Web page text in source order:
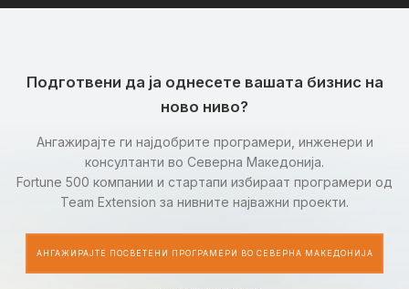
Подготвени да ја однесете вашата бизнис на
ново ниво?
Ангажирајте ги најдобрите програмери, инженери и
консултанти во Северна Македонија.
Fortune 500 компании и стартапи избираат програмери од
Team Extension за нивните најважни проекти.
АНГАЖИРАЈТЕ ПОСВЕТЕНИ ПРОГРАМЕРИ ВО СЕВЕРНА МАКЕДОНИЈА